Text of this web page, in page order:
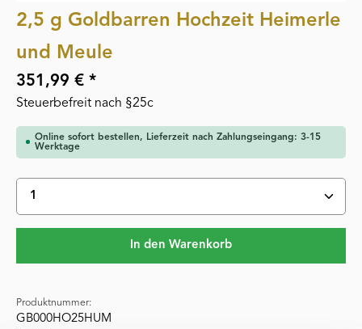
2,5 g Goldbarren Hochzeit Heimerle
und Meule
351,99 € *
Steuerbefreit nach §25c
Online sofort bestellen, Lieferzeit nach Zahlungseingang: 3-15
Werktage
Produkt Anzahl: Gib den gewünschten Wert ein
In den Warenkorb
Produktnummer:
GB000HO25HUM